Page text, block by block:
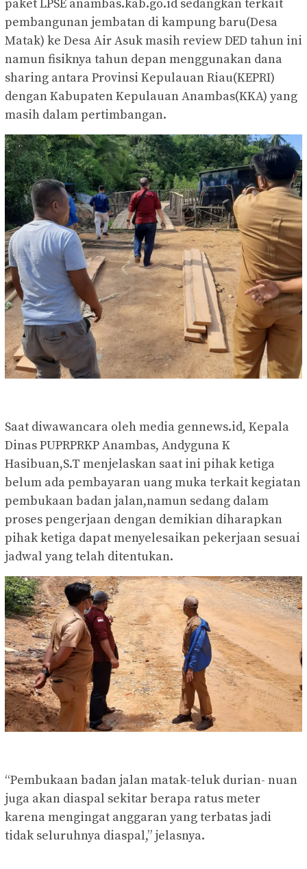
paket LPSE anambas.kab.go.id sedangkan terkait
pembangunan jembatan di kampung baru(Desa
Matak) ke Desa Air Asuk masih review DED tahun ini
namun fisiknya tahun depan menggunakan dana
sharing antara Provinsi Kepulauan Riau(KEPRI)
dengan Kabupaten Kepulauan Anambas(KKA) yang
masih dalam pertimbangan.
Saat diwawancara oleh media gennews.id, Kepala
Dinas PUPRPRKP Anambas, Andyguna K
Hasibuan,S.T menjelaskan saat ini pihak ketiga
belum ada pembayaran uang muka terkait kegiatan
pembukaan badan jalan,namun sedang dalam
proses pengerjaan dengan demikian diharapkan
pihak ketiga dapat menyelesaikan pekerjaan sesuai
jadwal yang telah ditentukan.
“Pembukaan badan jalan matak-teluk durian- nuan
juga akan diaspal sekitar berapa ratus meter
karena mengingat anggaran yang terbatas jadi
tidak seluruhnya diaspal,” jelasnya.